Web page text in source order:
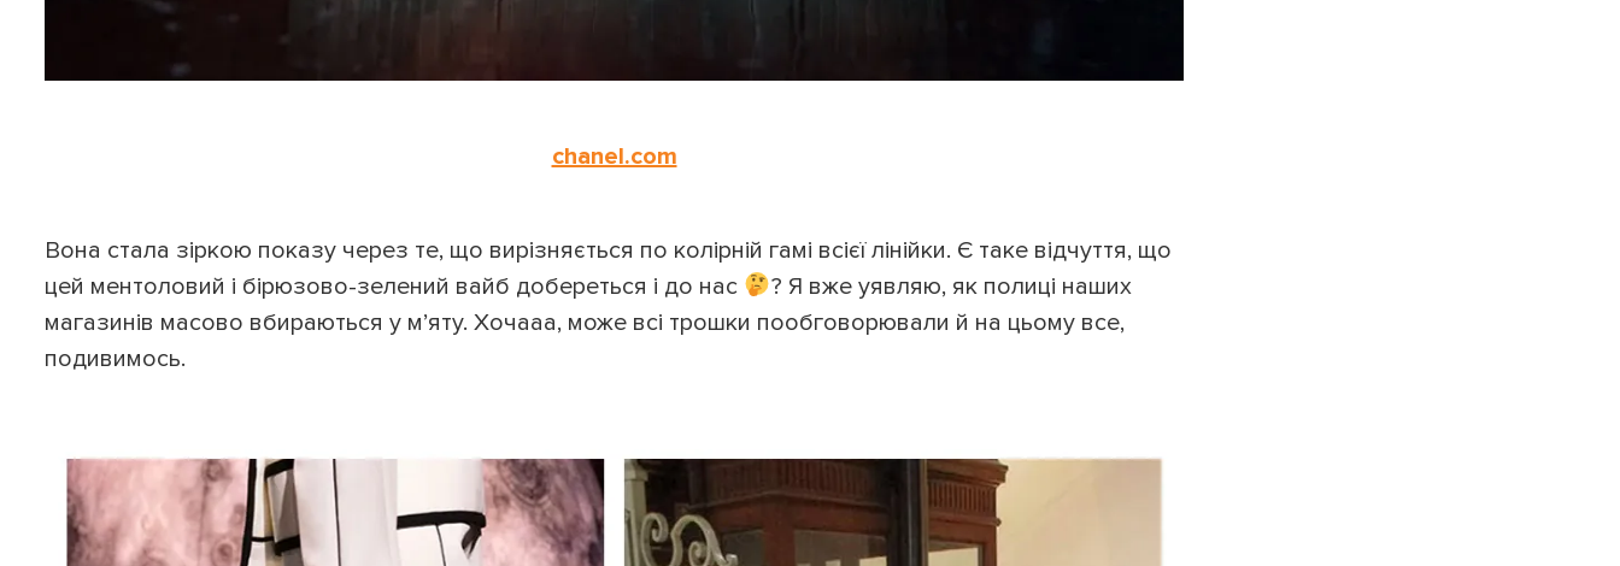
chanel.com
Вона стала зіркою показу через те, що вирізняється по колірній гамі всієї лінійки. Є таке відчуття, що
цей ментоловий і бірюзово-зелений вайб добереться і до нас
? Я вже уявляю, як полиці наших
магазинів масово вбираються у м’яту. Хочааа, може всі трошки пообговорювали й на цьому все,
подивимось.